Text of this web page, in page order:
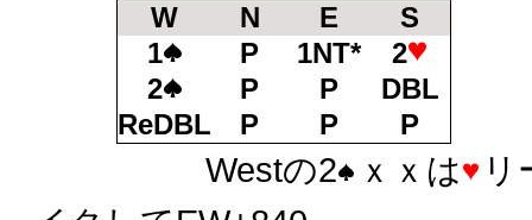
W N E
S
1
P 1NT*
2
2
P P
DBL
ReDBL
P P P
Westの2 ｘｘは
リ